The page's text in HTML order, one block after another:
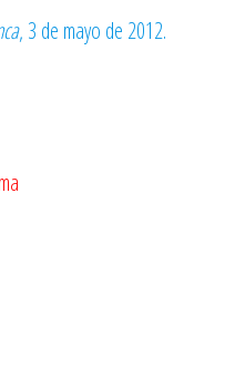
, 3 de mayo de 2012.